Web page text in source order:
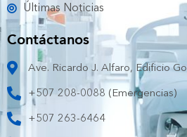
Últimas Noticias
Contáctanos
Ave. Ricardo J. Alfaro, Edificio
+507 208-0088 (Emergencias)
+507 263-6464